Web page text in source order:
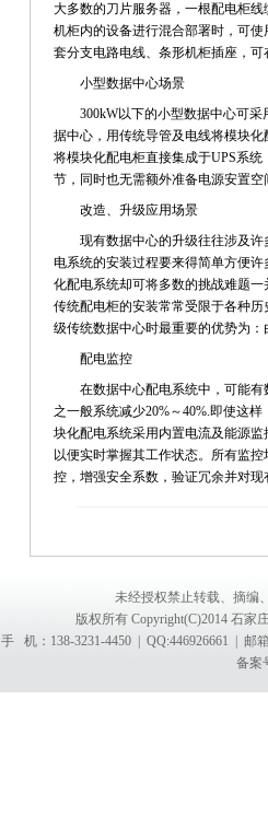
大多数的刀片服务器，一根配电柜
机柜内的设备进行混合部署时，可
套分支电路电线、条形机柜插座，
小型数据中心场景
300kW以下的小型数据中心可采
据中心，用传统导管及电线将模块
将模块化配电柜直接集成于UPS系
节，同时也无需额外准备电源安置
改造、升级应用场景
现有数据中心的升级往往涉及许
电系统的安装过程要来得简单方便
化配电系统却可将多数的挑战难题
传统配电柜的安装常常受限于各种
级传统数据中心时最重要的优势为
配电监控
在数据中心配电系统中，可能有
之一般系统减少20%～40%.即使这
块化配电系统采用内置电流及能源
以便实时掌握其工作状态。所有监
控，增强安全系数，验证冗余并对
未经授权禁止转载、摘编
版权所有 Copyright(C)2014 石
手 机：138-3231-4450 | QQ:446926661 | 邮
备案